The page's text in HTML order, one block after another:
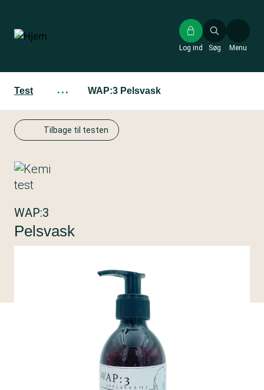
hovedindhold
Søg
Log ind Menu
Test ··· WAP:3 Pelsvask
Tilbage til testen
WAP:3
Pelsvask